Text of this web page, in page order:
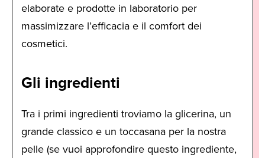
elaborate e prodotte in laboratorio per
massimizzare l’efficacia e il comfort dei
cosmetici.
Gli ingredienti
Tra i primi ingredienti troviamo la glicerina, un
grande classico e un toccasana per la nostra
pelle (se vuoi approfondire questo ingrediente,